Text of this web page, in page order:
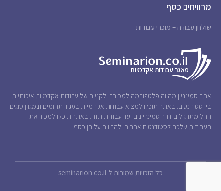
מרוויחים כסף
שולחן עבודה – מוכרי עבודות
אתר סמינריון מהווה פלטפורמה למכירה ולקנייה של עבודות אקדמיות איכותיות
בין סטודנטים. באתר תוכלו למצוא עבודות אקדמיות במגוון תחומים ובמגוון סוגים
החל מתרגילים דרך סמינריונים ועד עבודות תזה. באתר תוכלו למכור את
העבודות שלכם לסטודנטים אחרים ולהרוויח עליהן כסף.
כל הזכויות שמורות ל-seminarion.co.il